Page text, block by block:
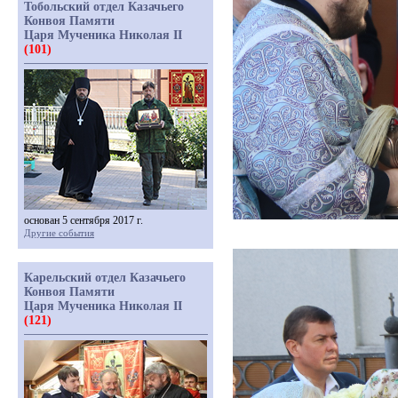
Тобольский отдел Казачьего
Конвоя Памяти
Царя Мученика Николая II
(101)
основан 5 сентября 2017 г.
Другие события
Карельский отдел Казачьего
Конвоя Памяти
Царя Мученика Николая II
(121)